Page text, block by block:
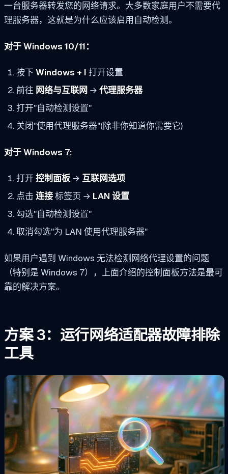
一台服务器转发您的网络请求。大多数家庭用户不需要代
理服务器，这就是为什么应该启用自动检测。
对于 Windows 10/11：
按下 Windows + I 打开设置
前往 网络与互联网 → 代理服务器
打开"自动检测设置"
关闭"使用代理服务器"(除非你知道你需要它)
对于 Windows 7:
打开控制面板→ 互联网选项
点击 连接标签页 → LAN 设置
勾选"自动检测设置"
取消勾选"为 LAN 使用代理服务器"
如果用户遇到 Windows 无法检测网络代理设置的问题
（特别是 Windows 7），上面介绍的控制面板方法是最可
靠的解决方案。
方案 3：运行网络适配器故障排除
工具